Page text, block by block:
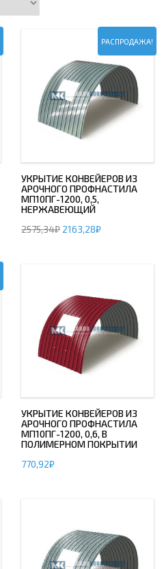
РАСПРОДАЖА!
УКРЫТИЕ КОНВЕЙЕРОВ ИЗ
АРОЧНОГО ПРОФНАСТИЛА
МП10ПГ-1200, 0,5,
НЕРЖАВЕЮЩИЙ
2575,34₽ 2163,28₽
УКРЫТИЕ КОНВЕЙЕРОВ ИЗ
АРОЧНОГО ПРОФНАСТИЛА
МП10ПГ-1200, 0,6, В
ПОЛИМЕРНОМ ПОКРЫТИИ
770,92₽